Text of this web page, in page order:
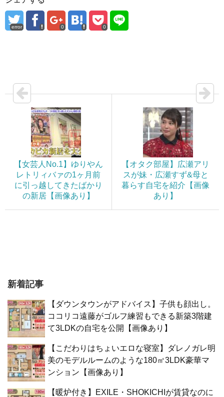
error 0 0
【女芸人No.1】ゆりやん
レトリィバァの1ヶ月前
に引っ越してきたばかり
の新居【画像あり】
【オタク部屋】広瀬アリ
スが妹・広瀬すず&母と
暮らす自宅を紹介【画像
あり】
新着記事
【ダウンタウンがアドバイス】子供も顔出し。
ココリコ遠藤がゴルフ練習もできる新築3階建
て3LDKの自宅を公開【画像あり】
【こだわりはちょいエロな寝室】ダレノガレ明
美のモデルルームのような180㎡3LDK豪華マ
ンション【画像あり】
【暖炉付き】EXILE・SHOKICHIが賃貸なのに